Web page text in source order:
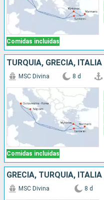
Comidas incluidas
TURQUÍA, GRECIA, ITALIA
Comidas incluidas
MSC Divina 8 d
GRECIA, TURQUÍA, ITALIA
MSC Divina 8 d